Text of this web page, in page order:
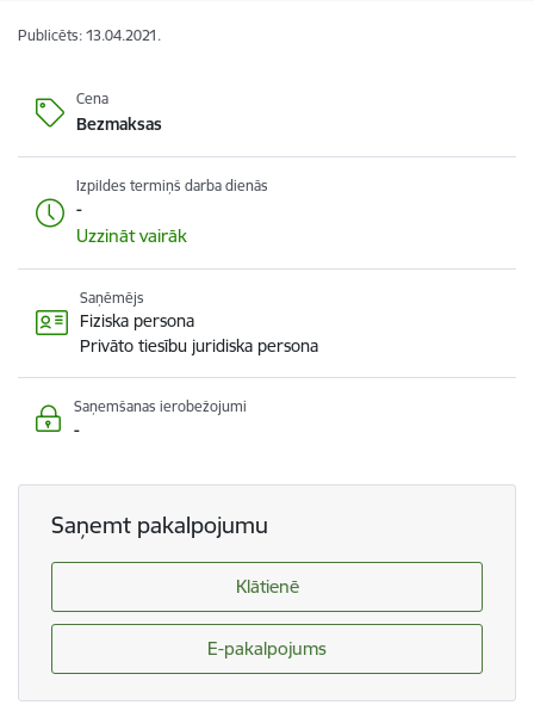
Publicēts: 13.04.2021.
Cena
Bezmaksas
Izpildes termiņš darba dienās
-
Uzzināt vairāk
Saņēmējs
Fiziska persona
Privāto tiesību juridiska persona
Saņemšanas ierobežojumi
-
Saņemt pakalpojumu
Klātienē
E-pakalpojums